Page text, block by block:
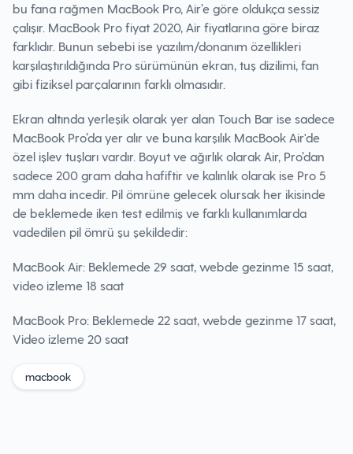
bu fana rağmen MacBook Pro, Air’e göre oldukça sessiz
çalışır. MacBook Pro fiyat 2020, Air fiyatlarına göre biraz
farklıdır. Bunun sebebi ise yazılım/donanım özellikleri
karşılaştırıldığında Pro sürümünün ekran, tuş dizilimi, fan
gibi fiziksel parçalarının farklı olmasıdır.
Ekran altında yerleşik olarak yer alan Touch Bar ise sadece
MacBook Pro’da yer alır ve buna karşılık MacBook Air'de
özel işlev tuşları vardır. Boyut ve ağırlık olarak Air, Pro’dan
sadece 200 gram daha hafiftir ve kalınlık olarak ise Pro 5
mm daha incedir. Pil ömrüne gelecek olursak her ikisinde
de beklemede iken test edilmiş ve farklı kullanımlarda
vadedilen pil ömrü şu şekildedir:
MacBook Air: Beklemede 29 saat, webde gezinme 15 saat,
video izleme 18 saat
MacBook Pro: Beklemede 22 saat, webde gezinme 17 saat,
Video izleme 20 saat
macbook